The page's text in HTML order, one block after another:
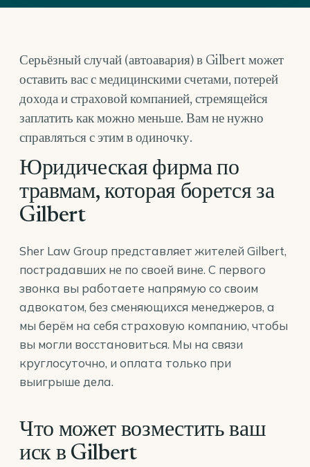
Серьёзный случай (автоавария) в Gilbert может
оставить вас с медицинскими счетами, потерей
дохода и страховой компанией, стремящейся
заплатить как можно меньше. Вам не нужно
справляться с этим в одиночку.
Юридическая фирма по
травмам, которая борется за
Gilbert
Sher Law Group представляет жителей Gilbert,
пострадавших не по своей вине. С первого
звонка вы работаете напрямую со своим
адвокатом, без сменяющихся менеджеров, а
мы берём на себя страховую компанию, чтобы
вы могли восстановиться. Мы на связи
круглосуточно, и оплата только при
выигрыше дела.
Что может возместить ваш
иск в Gilbert